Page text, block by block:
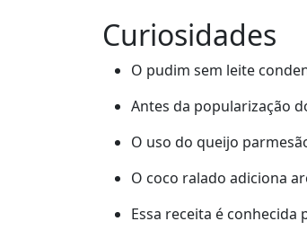
Curiosidades
O pudim sem leite
Antes da popularização
O uso do queijo
O coco ralado adiciona
Essa receita é